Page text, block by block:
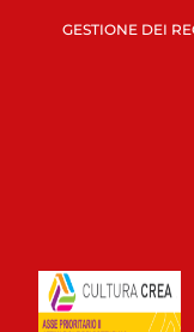
GESTIONE DEI